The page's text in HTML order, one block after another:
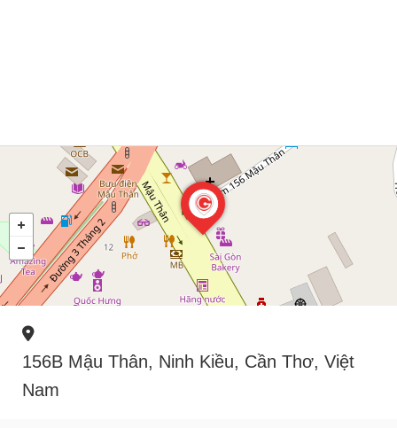
156B Mậu Thân, Ninh Kiều, Cần Thơ, Việt
Nam